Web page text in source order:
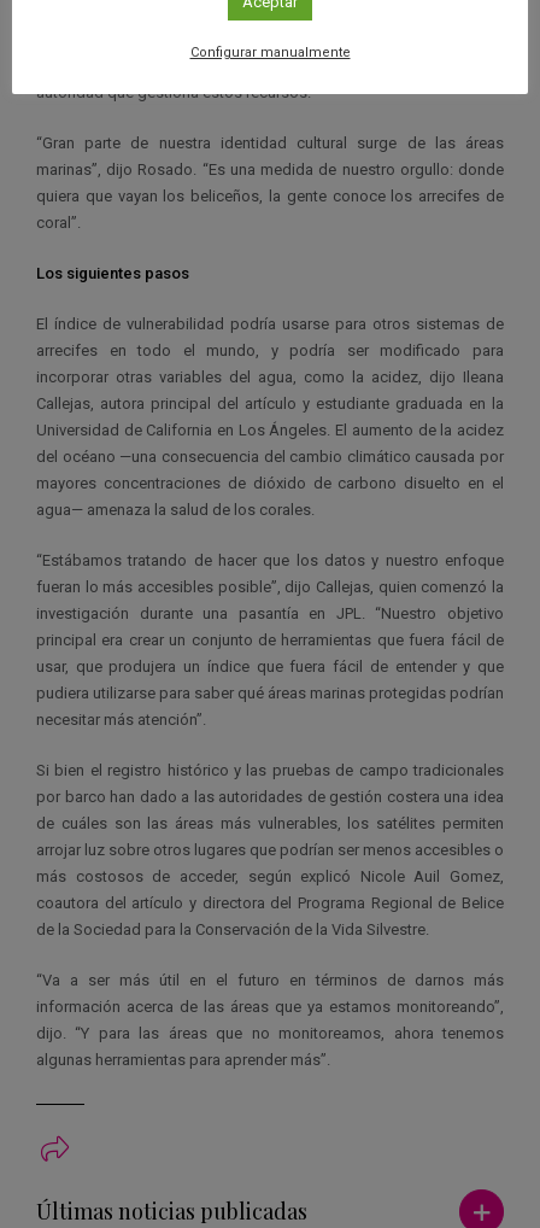
Aplicadas de la Tierra de la NASA, brindará información para el
autoridad que gestiona estos recursos.
“Gran parte de nuestra identidad cultural surge de las áreas
marinas”, dijo Rosado. “Es una medida de nuestro orgullo: donde
quiera que vayan los beliceños, la gente conoce los arrecifes de
coral”.
Los siguientes pasos
El índice de vulnerabilidad podría usarse para otros sistemas de
arrecifes en todo el mundo, y podría ser modificado para
incorporar otras variables del agua, como la acidez, dijo Ileana
Callejas, autora principal del artículo y estudiante graduada en la
Universidad de California en Los Ángeles. El aumento de la acidez
del océano —una consecuencia del cambio climático causada por
mayores concentraciones de dióxido de carbono disuelto en el
agua— amenaza la salud de los corales.
“Estábamos tratando de hacer que los datos y nuestro enfoque
fueran lo más accesibles posible”, dijo Callejas, quien comenzó la
investigación durante una pasantía en JPL. “Nuestro objetivo
principal era crear un conjunto de herramientas que fuera fácil de
usar, que produjera un índice que fuera fácil de entender y que
pudiera utilizarse para saber qué áreas marinas protegidas podrían
necesitar más atención”.
Si bien el registro histórico y las pruebas de campo tradicionales
por barco han dado a las autoridades de gestión costera una idea
de cuáles son las áreas más vulnerables, los satélites permiten
arrojar luz sobre otros lugares que podrían ser menos accesibles o
más costosos de acceder, según explicó Nicole Auil Gomez,
coautora del artículo y directora del Programa Regional de Belice
de la Sociedad para la Conservación de la Vida Silvestre.
“Va a ser más útil en el futuro en términos de darnos más
información acerca de las áreas que ya estamos monitoreando”,
dijo. “Y para las áreas que no monitoreamos, ahora tenemos
algunas herramientas para aprender más”.
Últimas noticias publicadas Ver más
Configurar manualmente